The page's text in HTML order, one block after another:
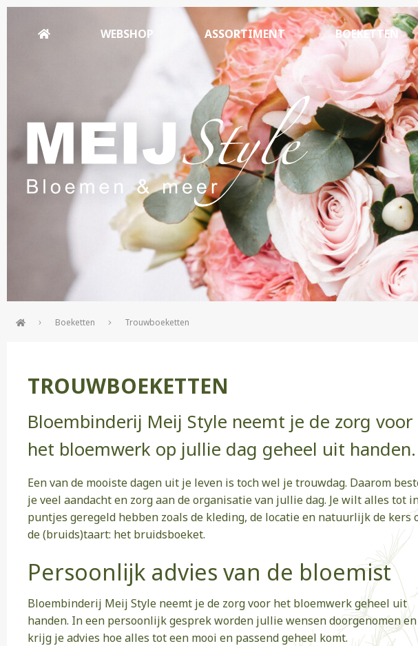
WEBSHOP ASSORTIMENT BOEKETTEN
Boeketten Trouwboeketten
TROUWBOEKETTEN
Bloembinderij Meij Style neemt je de zorg voor
het bloemwerk op jullie dag geheel uit handen.
Een van de mooiste dagen uit je leven is toch wel je trouwdag. Daarom
je veel aandacht en zorg aan de organisatie van jullie dag. Je wilt alles tot
puntjes geregeld hebben zoals de kleding, de locatie en natuurlijk de kers
de (bruids)taart: het bruidsboeket.
Persoonlijk advies van de bloemist
Bloembinderij Meij Style neemt je de zorg voor het bloemwerk geheel uit
handen. In een persoonlijk gesprek worden jullie wensen doorgenomen en
krijg je advies hoe alles tot een mooi en passend geheel komt.